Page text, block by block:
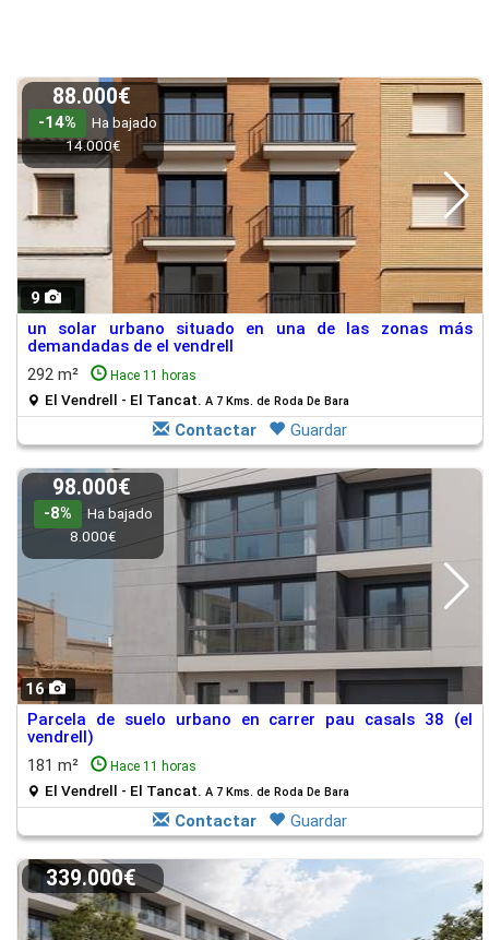
9
88.000€
-14%
Ha bajado
14.000€
un solar urbano situado en una de las zonas más
demandadas de el vendrell
292 m²
Hace 11 horas
El Vendrell - El Tancat. A 7 Kms. de Roda De Bara
Contactar Guardar
16
98.000€
-8%
Ha bajado
8.000€
Parcela de suelo urbano en carrer pau casals 38 (el
vendrell)
181 m²
Hace 11 horas
El Vendrell - El Tancat. A 7 Kms. de Roda De Bara
Contactar Guardar
339.000€